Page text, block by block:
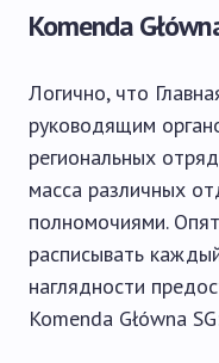
Komenda
Логично, что
руководящим
региональных
масса различных
полномочиями.
расписывать
наглядности
Komenda Główna